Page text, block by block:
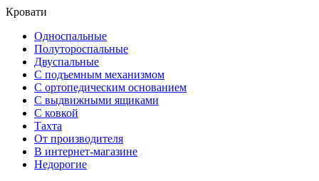
Кровати
Односпальные
Полутороспальные
Двуспальные
С подъемным механизмом
С ортопедическим основанием
С выдвижными ящиками
С ковкой
Тахта
От производителя
В интернет-магазине
Недорогие